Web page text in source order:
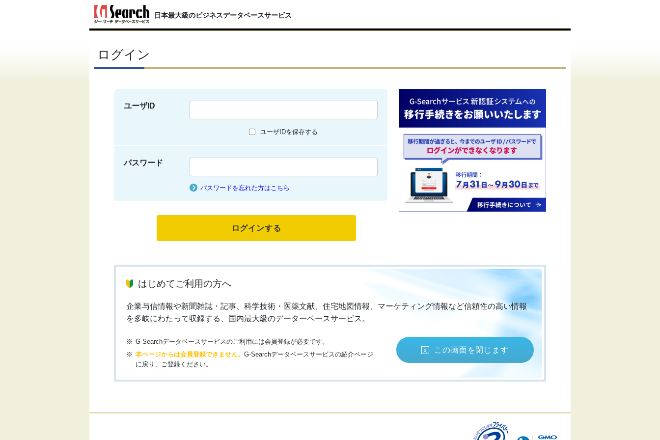
日本最大級のビジネスデータベースサービス
ログイン
ユーザID
ユーザIDを保存する
パスワード
パスワードを忘れた方はこちら
はじめてご利用の方へ
企業与信情報や新聞雑誌・記事、科学技術・医薬文献、住宅地図情報、マーケティング情報など信頼性の高い情報
を多岐にわたって収録する、国内最大級のデーターベースサービス。
G-Searchデータベースサービスのご利用には会員登録が必要です。
本ページからは会員登録できません。G-Searchデータベースサービスの紹介ページ
に戻り、ご登録ください。
この画面を閉じます